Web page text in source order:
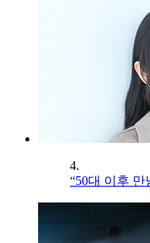
4.
“50대 이후 만